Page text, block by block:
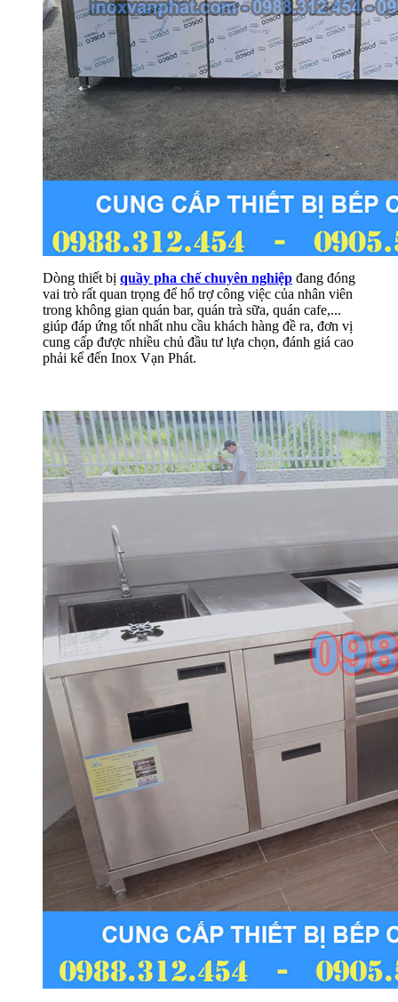
Dòng thiết bị quầy pha chế chuyên nghiệp đang đóng
vai trò rất quan trọng để hổ trợ công việc của nhân viên
trong không gian quán bar, quán trà sữa, quán cafe,...
giúp đáp ứng tốt nhất nhu cầu khách hàng đề ra, đơn vị
cung cấp được nhiều chủ đầu tư lựa chọn, đánh giá cao
phải kể đến Inox Vạn Phát.